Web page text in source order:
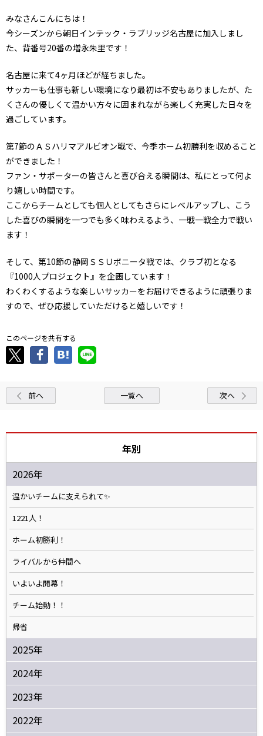
みなさんこんにちは！
今シーズンから朝日インテック・ラブリッジ名古屋に加入しまし
た、背番号20番の増永朱里です！
名古屋に来て4ヶ月ほどが経ちました。
サッカーも仕事も新しい環境になり最初は不安もありましたが、た
くさんの優しくて温かい方々に囲まれながら楽しく充実した日々を
過ごしています。
第7節のＡＳハリマアルビオン戦で、今季ホーム初勝利を収めること
ができました！
ファン・サポーターの皆さんと喜び合える瞬間は、私にとって何よ
り嬉しい時間です。
ここからチームとしても個人としてもさらにレベルアップし、こう
した喜びの瞬間を一つでも多く味わえるよう、一戦一戦全力で戦い
ます！
そして、第10節の静岡ＳＳＵボニータ戦では、クラブ初となる
『1000人プロジェクト』を企画しています！
わくわくするような楽しいサッカーをお届けできるように頑張りま
すので、ぜひ応援していただけると嬉しいです！
このページを共有する
前へ 一覧へ 次へ
年別
2026年
温かいチームに支えられて✨️
1221人！
ホーム初勝利！
ライバルから仲間へ
いよいよ開幕！
チーム始動！！
帰省
2025年
2024年
2023年
2022年